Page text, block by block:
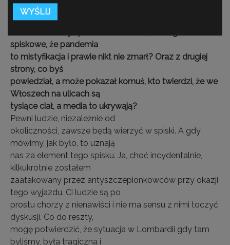
będzie pogłębiać traumy.
Byłeś na miejscu i wiele
spiskowe, że pandemia
to mistyfikacja i prawie nikt nie zmarł? Oraz z drugiej
strony, co byś
powiedział, a może pokazał komuś, kto twierdzi, że we
Włoszech na ulicach są
tysiące ciał, a media to ukrywają?
Pewni ludzie, niezależnie od
okoliczności, zawsze będą wierzyć w spiski. A gdy
mówimy, jak było, to uznają
nas za element tego spisku. Ja, choć incydentalnie,
kilkukrotnie zostałem
zaatakowany przez antyszczepionkowców przy okazji
tego wyjazdu. Ci ludzie są po
prostu chorzy z nienawiści i nie ma sensu z nimi toczyć
dyskusji. Co do reszty,
mogę potwierdzić, że sytuacja w Lombardii gdy tam
byliśmy, była tragiczna i